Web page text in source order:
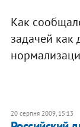
Как
задачей как
20 серпня 2009, 15:13